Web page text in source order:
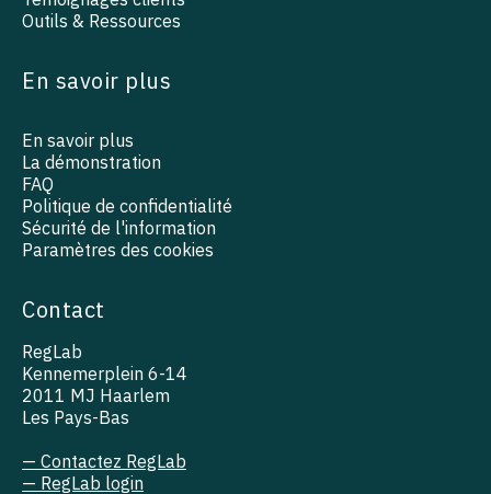
Outils & Ressources
En savoir plus
En savoir plus
La démonstration
FAQ
Politique de confidentialité
Sécurité de l'information
Paramètres des cookies
Contact
RegLab
Kennemerplein 6-14
2011 MJ Haarlem
Les Pays-Bas
— Contactez RegLab
— RegLab login